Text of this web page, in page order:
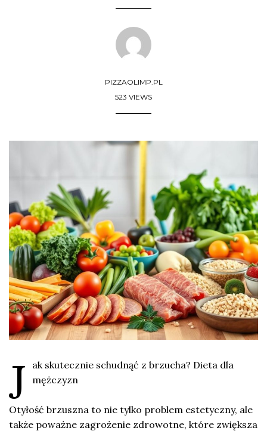
PIZZAOLIMP.PL
523 VIEWS
J
ak skutecznie schudnąć z brzucha? Dieta dla
mężczyzn
Otyłość brzuszna to nie tylko problem estetyczny, ale
także poważne zagrożenie zdrowotne, które zwiększa